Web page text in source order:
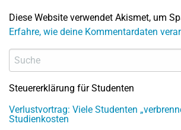
Diese Website verwendet Akismet, um
Erfahre, wie deine Kommentardaten
Steuererklärung für Studenten
Verlustvortrag: Viele Studenten
Studienkosten